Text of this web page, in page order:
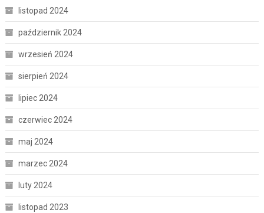
listopad 2024
październik 2024
wrzesień 2024
sierpień 2024
lipiec 2024
czerwiec 2024
maj 2024
marzec 2024
luty 2024
listopad 2023